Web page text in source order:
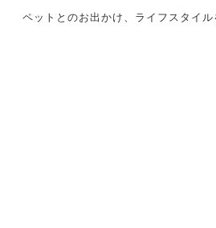
ペットとのお出かけ、ライフスタイ